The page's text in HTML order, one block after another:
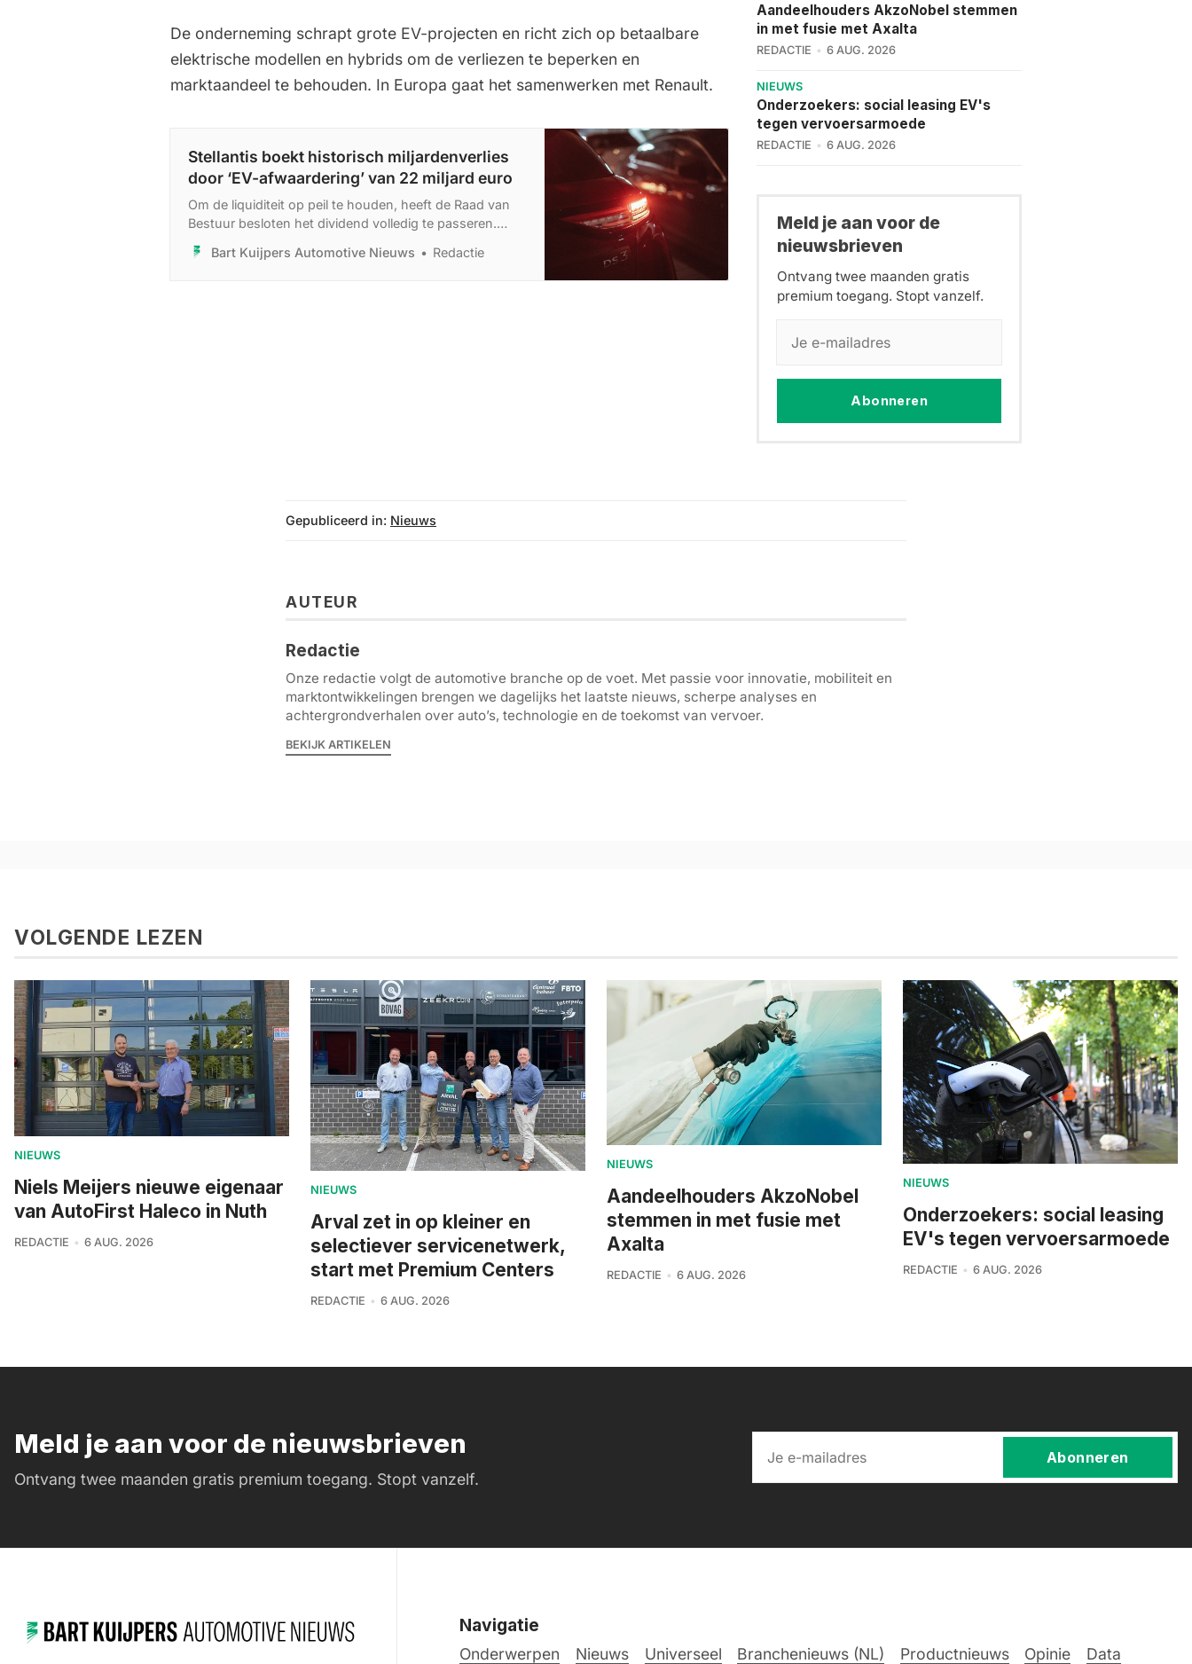
De onderneming schrapt grote EV-projecten en richt zich op betaalbare
elektrische modellen en hybrids om de verliezen te beperken en
marktaandeel te behouden. In Europa gaat het samenwerken met Renault.
Stellantis boekt historisch miljardenverlies
door ‘EV-afwaardering’ van 22 miljard euro
Om de liquiditeit op peil te houden, heeft de Raad van
Bestuur besloten het dividend volledig te passeren.
Bovendien geeft het bedrijf voor €5 miljard aan
obligaties uit. Het bedrijf verwacht dat in de loop van dit
Bart Kuijpers Automotive Nieuws Redactie
Aandeelhouders AkzoNobel stemmen
in met fusie met Axalta
REDACTIE 6 AUG. 2026
NIEUWS
Onderzoekers: social leasing EV's
tegen vervoersarmoede
REDACTIE 6 AUG. 2026
Meld je aan voor de
nieuwsbrieven
Ontvang twee maanden gratis
premium toegang. Stopt vanzelf.
Abonneren
Gepubliceerd in: Nieuws
AUTEUR
Redactie
Onze redactie volgt de automotive branche op de voet. Met passie voor innovatie, mobiliteit en
marktontwikkelingen brengen we dagelijks het laatste nieuws, scherpe analyses en
achtergrondverhalen over auto’s, technologie en de toekomst van vervoer.
BEKIJK ARTIKELEN
VOLGENDE LEZEN
NIEUWS
Niels Meijers nieuwe eigenaar
van AutoFirst Haleco in Nuth
REDACTIE 6 AUG. 2026
NIEUWS
Arval zet in op kleiner en
selectiever servicenetwerk,
start met Premium Centers
REDACTIE 6 AUG. 2026
NIEUWS
Aandeelhouders AkzoNobel
stemmen in met fusie met
Axalta
REDACTIE 6 AUG. 2026
NIEUWS
Onderzoekers: social leasing
EV's tegen vervoersarmoede
REDACTIE 6 AUG. 2026
Meld je aan voor de nieuwsbrieven
Ontvang twee maanden gratis premium toegang. Stopt vanzelf.
Abonneren
Navigatie
Onderwerpen Nieuws Universeel Branchenieuws (NL) Productnieuws Opinie Data